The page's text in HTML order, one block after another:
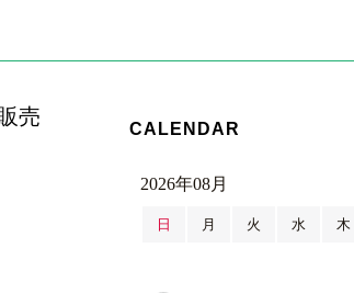
売
CALENDAR
2026年08月
日 月 火 水 木